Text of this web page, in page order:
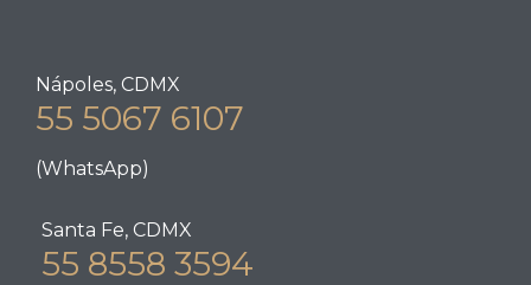
Nápoles, CDMX
55 5067 6107
(WhatsApp)
Santa Fe, CDMX
55 8558 3594